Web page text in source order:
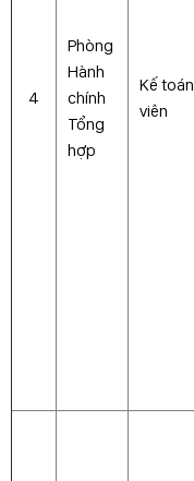
4
Phòng
Hành
chính
Tổng
hợp
Kế toán
viên